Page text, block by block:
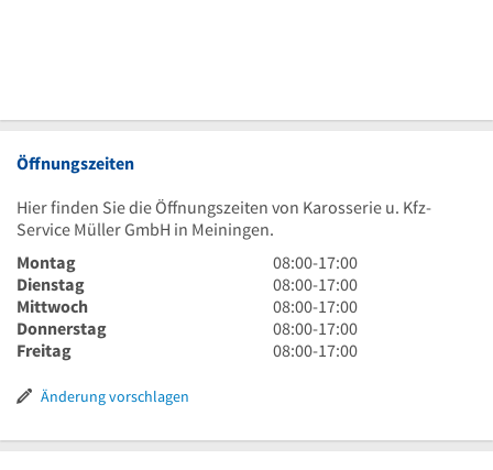
Öffnungszeiten
Hier finden Sie die Öffnungszeiten von Karosserie u. Kfz-
Service Müller GmbH in Meiningen.
Montag
8
Uhr
bis
17
Uhr
08:00-17:00
Dienstag
8
Uhr
bis
17
08:00-17:00
Mittwoch
8
Uhr
bis
08:00-17:00
Donnerstag
8
Uhr
08:00-17:00
Freitag
8
Uhr
08:00-17:00
Änderung vorschlagen